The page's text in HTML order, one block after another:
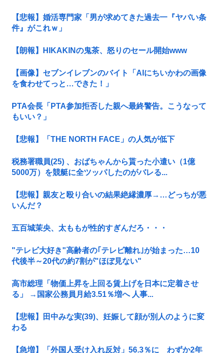
【悲報】婚活専門家「男が求めてきた過去一『ヤバい条
件』がこれｗ」
【朗報】HIKAKINの鬼茶、怒りのセール開始www
【画像】セブンイレブンのバイト「AIにちいかわの画像
を食わせてっと…できた！」
PTA会長「PTA参加拒否した親へ最終警告。こうなって
もいい？」
【悲報】「THE NORTH FACE」の人気が低下
税務署職員(25) 、おばちゃんから貰った小遣い（1億
5000万）を競艇に全ツッパしたのがバレる...
【悲報】親友と殴り合いの結果絶縁濃厚→…どっちが悪
いんだ？
五百城茉央、太ももが性的すぎんだろ・・・
"テレビ大好き"高齢者の｢テレビ離れ｣が始まった…10
代後半～20代の約7割が"ほぼ見ない"
高市総理「物価上昇を上回る賃上げを日本に定着させ
る」 →国家公務員月給3.51％増へ 人事...
【悲報】田中みな実(39)、妊娠して顔が別人のように変
わる
【急増】「外国人受け入れ反対」56.3％に わずか2年